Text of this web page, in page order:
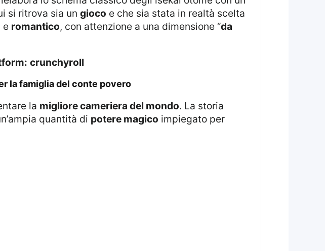
si ritrova sia un gioco e che sia stata in realtà scelta
e romantico, con attenzione a una dimensione “da
crunchyroll
la famiglia del conte povero
la migliore cameriera del mondo. La storia
quantità di potere magico impiegato per